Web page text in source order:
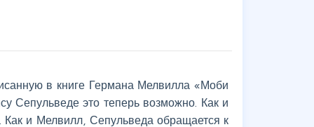
в книге Германа Мелвилла «Моби
Сепульведе это теперь возможно. Как и
и Мелвилл, Сепульведа обращается к